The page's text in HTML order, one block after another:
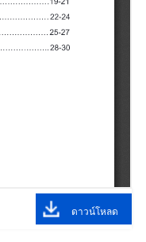
ดาวน์โหลด